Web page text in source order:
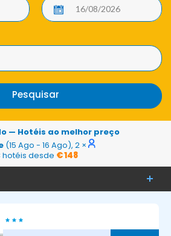
Pesquisar
— Hotéis ao melhor preço
(15 Ago - 16 Ago), 2 ×
hotéis desde € 148